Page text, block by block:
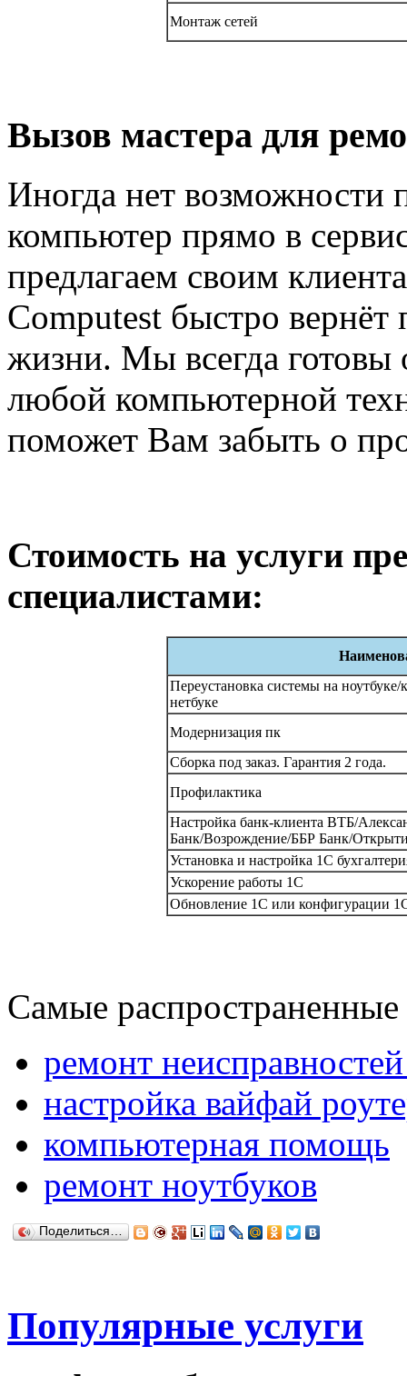
Монтаж сетей
Вызов мастера для
Иногда нет возможности
компьютер прямо в
предлагаем своим
Computest быстро
жизни. Мы всегда готовы
любой компьютерной
поможет Вам забыть о
Стоимость на услуги
специалистами:
Переустановка системы на
нетбуке
Модернизация пк
Сборка под заказ. Гарантия 2 года.
Профилактика
Настройка банк-клиента ВТБ/
Банк/Возрождение/ББР Банк/
Установка и настройка 1С
Ускорение работы 1С
Обновление 1С или конфигурации
Самые
ремонт
настройка вайфай
компьютерная помощь
ремонт ноутбуков
Поделиться…
Популярные услуги